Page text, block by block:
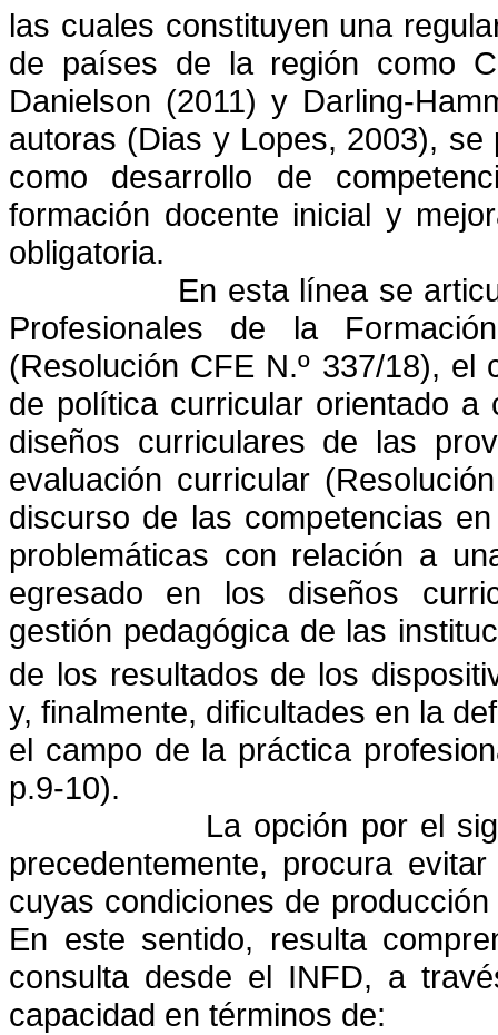
las cuales constituyen una
de países de la región como
Danielson (2011) y Darling-
autoras (Dias y Lopes, 2003),
como desarrollo de
formación docente inicial y
obligatoria.
En esta línea se
Profesionales de la
(Resolución CFE N.º 337/18), el
de política curricular orientado
diseños curriculares de las
evaluación curricular
discurso de las competencias
problemáticas con relación a
egresado en los diseños
gestión pedagógica de las
de los resultados de los
y, finalmente, dificultades en la
el campo de la práctica
p.9-10).
La opción por el
precedentemente, procura
cuyas condiciones de
En este sentido, resulta
consulta desde el INFD, a
capacidad en términos de: